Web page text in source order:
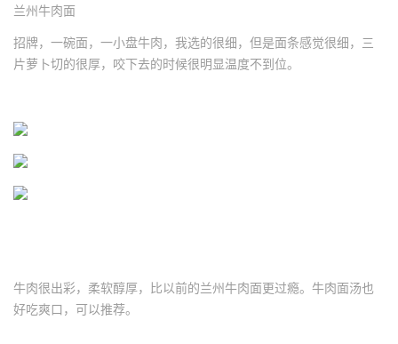
兰州牛肉面
招牌，一碗面，一小盘牛肉，我选的很细，但是面条感觉很细，三
片萝卜切的很厚，咬下去的时候很明显温度不到位。
牛肉很出彩，柔软醇厚，比以前的兰州牛肉面更过瘾。牛肉面汤也
好吃爽口，可以推荐。